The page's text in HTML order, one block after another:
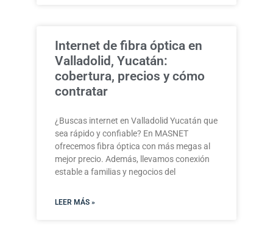
Internet de fibra óptica en
Valladolid, Yucatán:
cobertura, precios y cómo
contratar
¿Buscas internet en Valladolid Yucatán que
sea rápido y confiable? En MASNET
ofrecemos fibra óptica con más megas al
mejor precio. Además, llevamos conexión
estable a familias y negocios del
LEER MÁS »